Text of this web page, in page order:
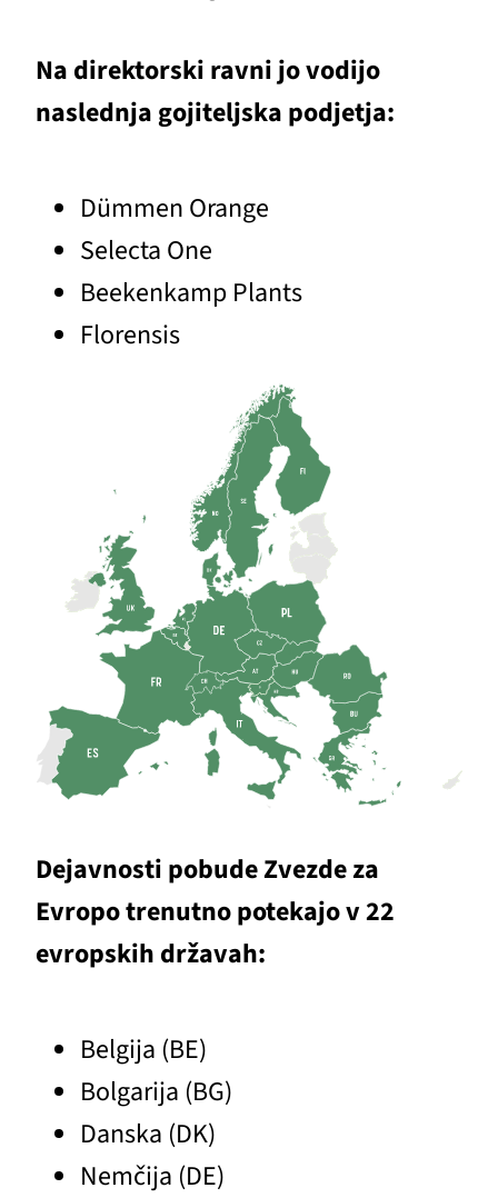
Na direktorski ravni jo vodijo
naslednja gojiteljska podjetja:
Dümmen Orange
Selecta One
Beekenkamp Plants
Florensis
Dejavnosti pobude Zvezde za
Evropo trenutno potekajo v 22
evropskih državah:
Belgija (BE)
Bolgarija (BG)
Danska (DK)
Nemčija (DE)